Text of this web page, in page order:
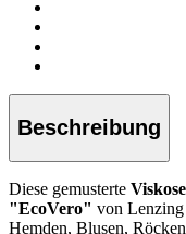
Beschreibung
Diese gemusterte
"EcoVero" von Lenzing
Hemden, Blusen,